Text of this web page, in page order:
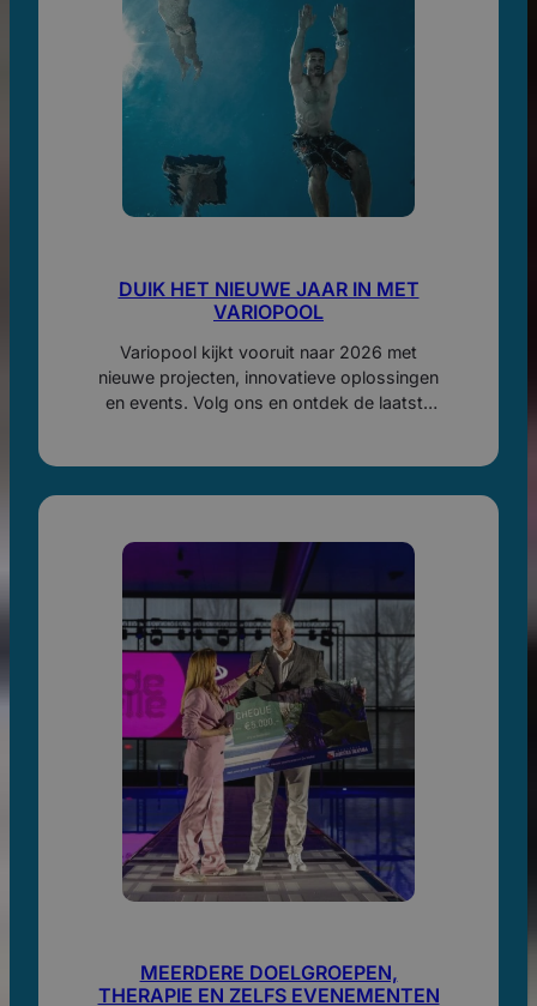
DUIK HET NIEUWE JAAR IN MET
VARIOPOOL
Variopool kijkt vooruit naar 2026 met
nieuwe projecten, innovatieve oplossingen
en events. Volg ons en ontdek de laatste
MEERDERE DOELGROEPEN,
THERAPIE EN ZELFS EVENEMENTEN